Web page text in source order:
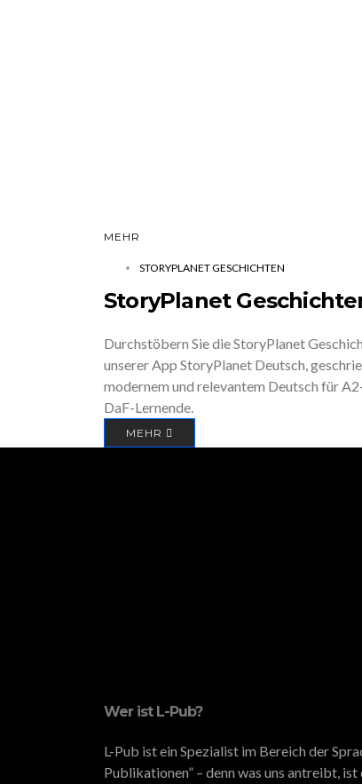
MEHR
STORYPLANET GESCHICHTEN
StoryPlanet
Durchstöbern Sie die StoryPlanet
unserer App StoryPlanet Deutsch,
modernem und relevantem Deutsch für
DaF-Lernende.
MEHR
Wer ist L-Pub?
L-Pub ist ein Spezialist im Bereich der
Publikationen” – denn was uns antreibt,